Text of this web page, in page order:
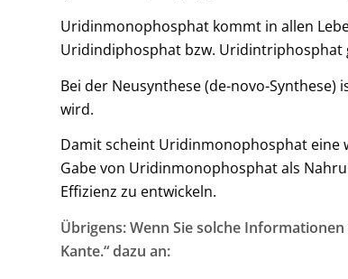
Uridinmonophosphat kommt in allen
Uridindiphosphat bzw. Uridintriphosphat
Bei der Neusynthese (de-novo-
wird.
Damit scheint Uridinmonophosphat eine
Gabe von Uridinmonophosphat als
Effizienz zu entwickeln.
Übrigens: Wenn Sie solche
Kante.“ dazu an: